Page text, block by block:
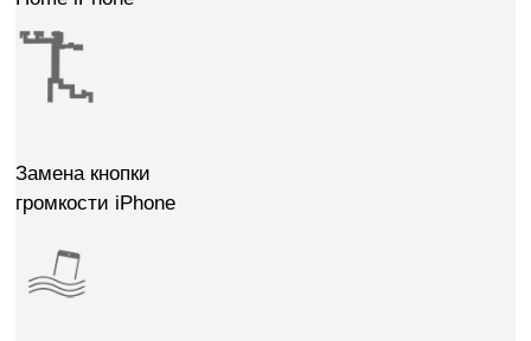
Замена кнопки
громкости iPhone